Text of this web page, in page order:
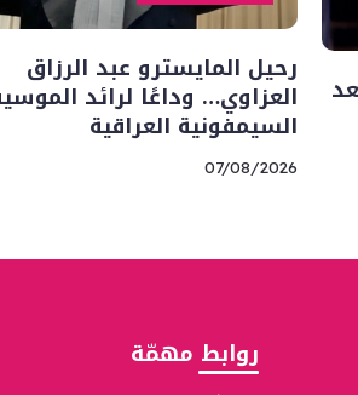
رحيل المايسترو عبد الرزاق
العزاوي… وداعًا لرائد
السيمفونية العراقية
07/08/2026
روابط مهمّة